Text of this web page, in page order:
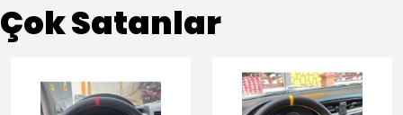
Çok Satanlar